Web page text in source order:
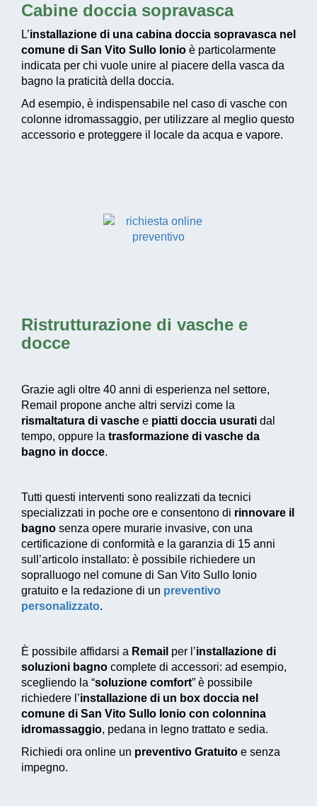
Cabine doccia sopravasca
L’installazione di una cabina doccia sopravasca nel
comune di San Vito Sullo Ionio è particolarmente
indicata per chi vuole unire al piacere della vasca da
bagno la praticità della doccia.
Ad esempio, è indispensabile nel caso di vasche con
colonne idromassaggio, per utilizzare al meglio questo
accessorio e proteggere il locale da acqua e vapore.
Ristrutturazione di vasche e
docce
Grazie agli oltre 40 anni di esperienza nel settore,
Remail propone anche altri servizi come la
rismaltatura di vasche e piatti doccia usurati dal
tempo, oppure la trasformazione di vasche da
bagno in docce.
Tutti questi interventi sono realizzati da tecnici
specializzati in poche ore e consentono di rinnovare il
bagno senza opere murarie invasive, con una
certificazione di conformità e la garanzia di 15 anni
sull’articolo installato: è possibile richiedere un
sopralluogo nel comune di San Vito Sullo Ionio
gratuito e la redazione di un preventivo
personalizzato.
È possibile affidarsi a Remail per l’installazione di
soluzioni bagno complete di accessori: ad esempio,
scegliendo la “soluzione comfort” è possibile
richiedere l’installazione di un box doccia nel
comune di San Vito Sullo Ionio con colonnina
idromassaggio, pedana in legno trattato e sedia.
Richiedi ora online un preventivo Gratuito e senza
impegno.